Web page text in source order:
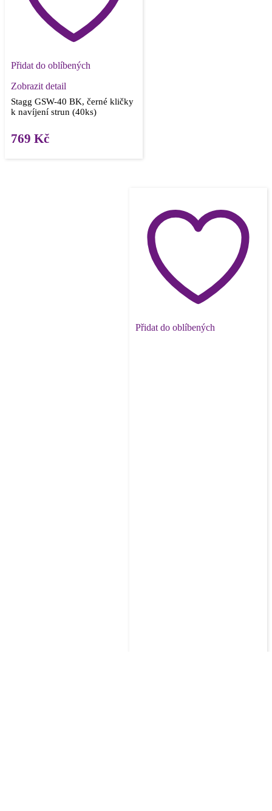
Přidat do oblíbených
Zobrazit detail
Stagg GSW-40 BK, černé kličky
k navíjení strun (40ks)
769 Kč
Přidat do oblíbených